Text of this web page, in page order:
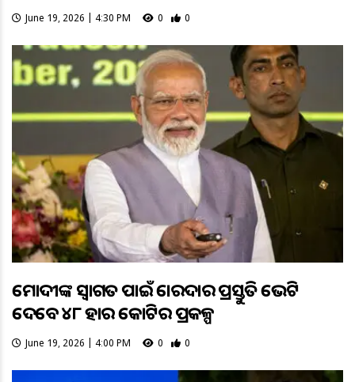
June 19, 2026 | 4:30 PM 0 0
ମୋଦୀଙ୍କ ସ୍ୱାଗତ ପାଇଁ ଜୋରଦାର ପ୍ରସ୍ତୁତି ଭେଟି
ଦେବେ ୪୮ ହଜାର କୋଟିର ପ୍ରକଳ୍ପ
June 19, 2026 | 4:00 PM 0 0